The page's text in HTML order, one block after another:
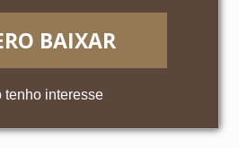
BAIXAR
tenho interesse